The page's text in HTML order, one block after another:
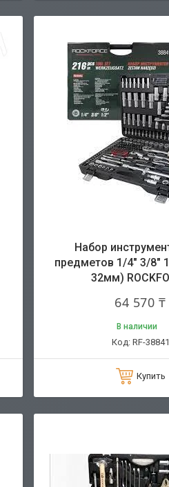
Набор
предметов 1/4" 3/8"
32мм)
64 570 ₸
В наличии
RF-38841
Купить